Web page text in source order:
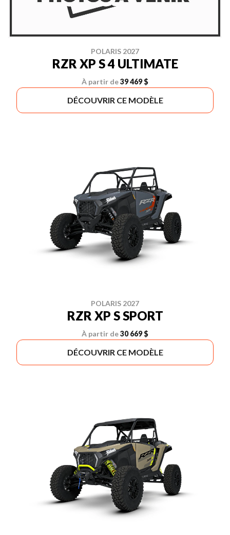
POLARIS 2027
RZR XP S 4 ULTIMATE
À partir de39 469 $
DÉCOUVRIR CE MODÈLE
POLARIS 2027
RZR XP S SPORT
À partir de30 669 $
DÉCOUVRIR CE MODÈLE